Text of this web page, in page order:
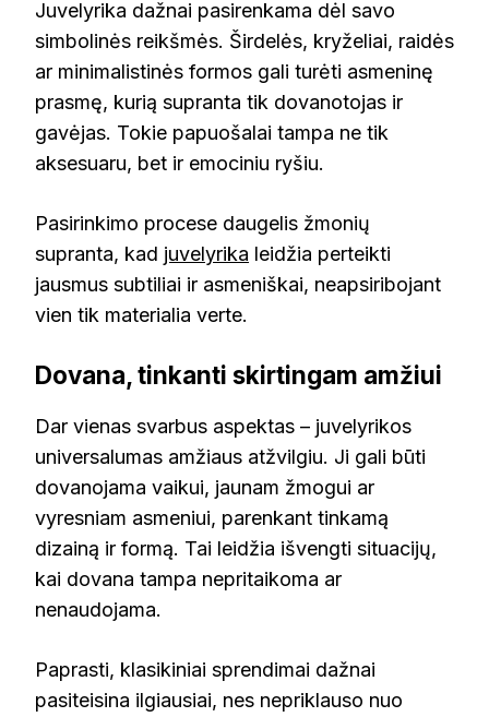
Juvelyrika dažnai pasirenkama dėl savo
simbolinės reikšmės. Širdelės, kryželiai, raidės
ar minimalistinės formos gali turėti asmeninę
prasmę, kurią supranta tik dovanotojas ir
gavėjas. Tokie papuošalai tampa ne tik
aksesuaru, bet ir emociniu ryšiu.
Pasirinkimo procese daugelis žmonių
supranta, kad juvelyrika leidžia perteikti
jausmus subtiliai ir asmeniškai, neapsiribojant
vien tik materialia verte.
Dovana, tinkanti skirtingam amžiui
Dar vienas svarbus aspektas – juvelyrikos
universalumas amžiaus atžvilgiu. Ji gali būti
dovanojama vaikui, jaunam žmogui ar
vyresniam asmeniui, parenkant tinkamą
dizainą ir formą. Tai leidžia išvengti situacijų,
kai dovana tampa nepritaikoma ar
nenaudojama.
Paprasti, klasikiniai sprendimai dažnai
pasiteisina ilgiausiai, nes nepriklauso nuo